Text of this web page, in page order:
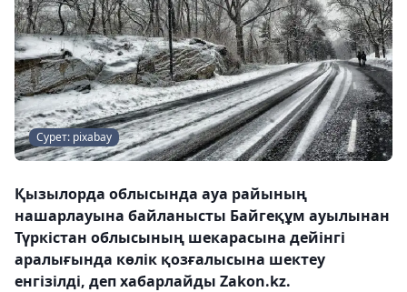
Сурет: pixabay
Қызылорда облысында ауа райының
нашарлауына байланысты Байгеқұм ауылынан
Түркістан облысының шекарасына дейінгі
аралығында көлік қозғалысына шектеу
енгізілді, деп хабарлайды Zakon.kz.